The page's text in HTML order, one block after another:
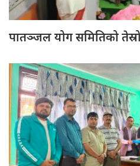
पातञ्जल योग समितिको तेस्रो